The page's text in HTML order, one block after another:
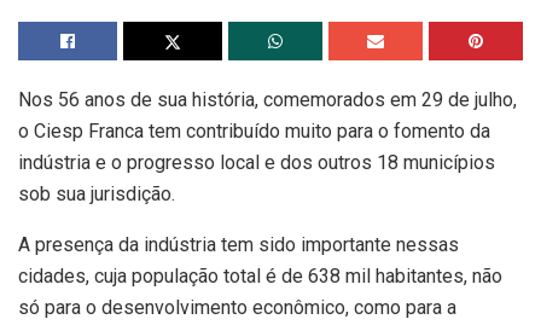
Nos 56 anos de sua história, comemorados em 29 de julho,
o Ciesp Franca tem contribuído muito para o fomento da
indústria e o progresso local e dos outros 18 municípios
sob sua jurisdição.
A presença da indústria tem sido importante nessas
cidades, cuja população total é de 638 mil habitantes, não
só para o desenvolvimento econômico, como para a